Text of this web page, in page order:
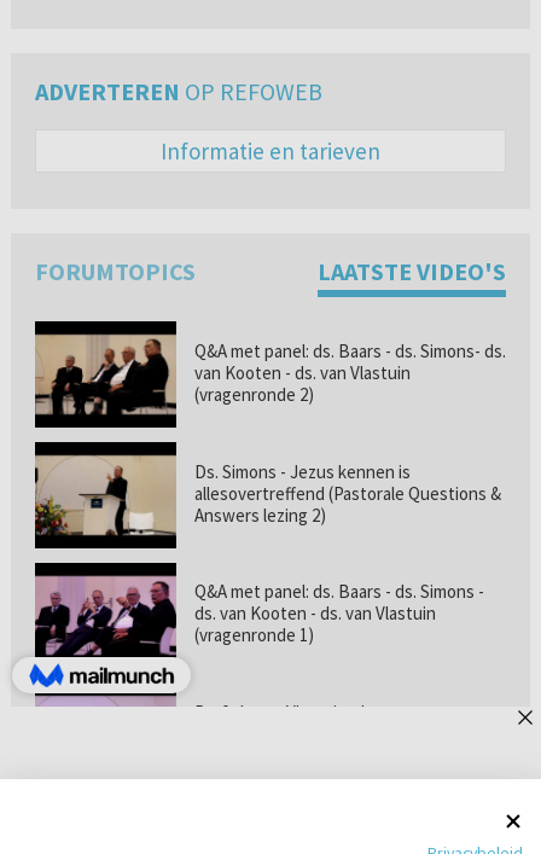
ADVERTEREN OP REFOWEB
Informatie en tarieven
FORUMTOPICS LAATSTE VIDEO'S
Q&A met panel: ds. Baars - ds. Simons- ds.
van Kooten - ds. van Vlastuin
(vragenronde 2)
Ds. Simons - Jezus kennen is
allesovertreffend (Pastorale Questions &
Answers lezing 2)
Q&A met panel: ds. Baars - ds. Simons -
ds. van Kooten - ds. van Vlastuin
(vragenronde 1)
Prof. dr. van Vlastuin - Is